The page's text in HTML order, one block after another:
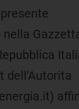
dell'Autorita